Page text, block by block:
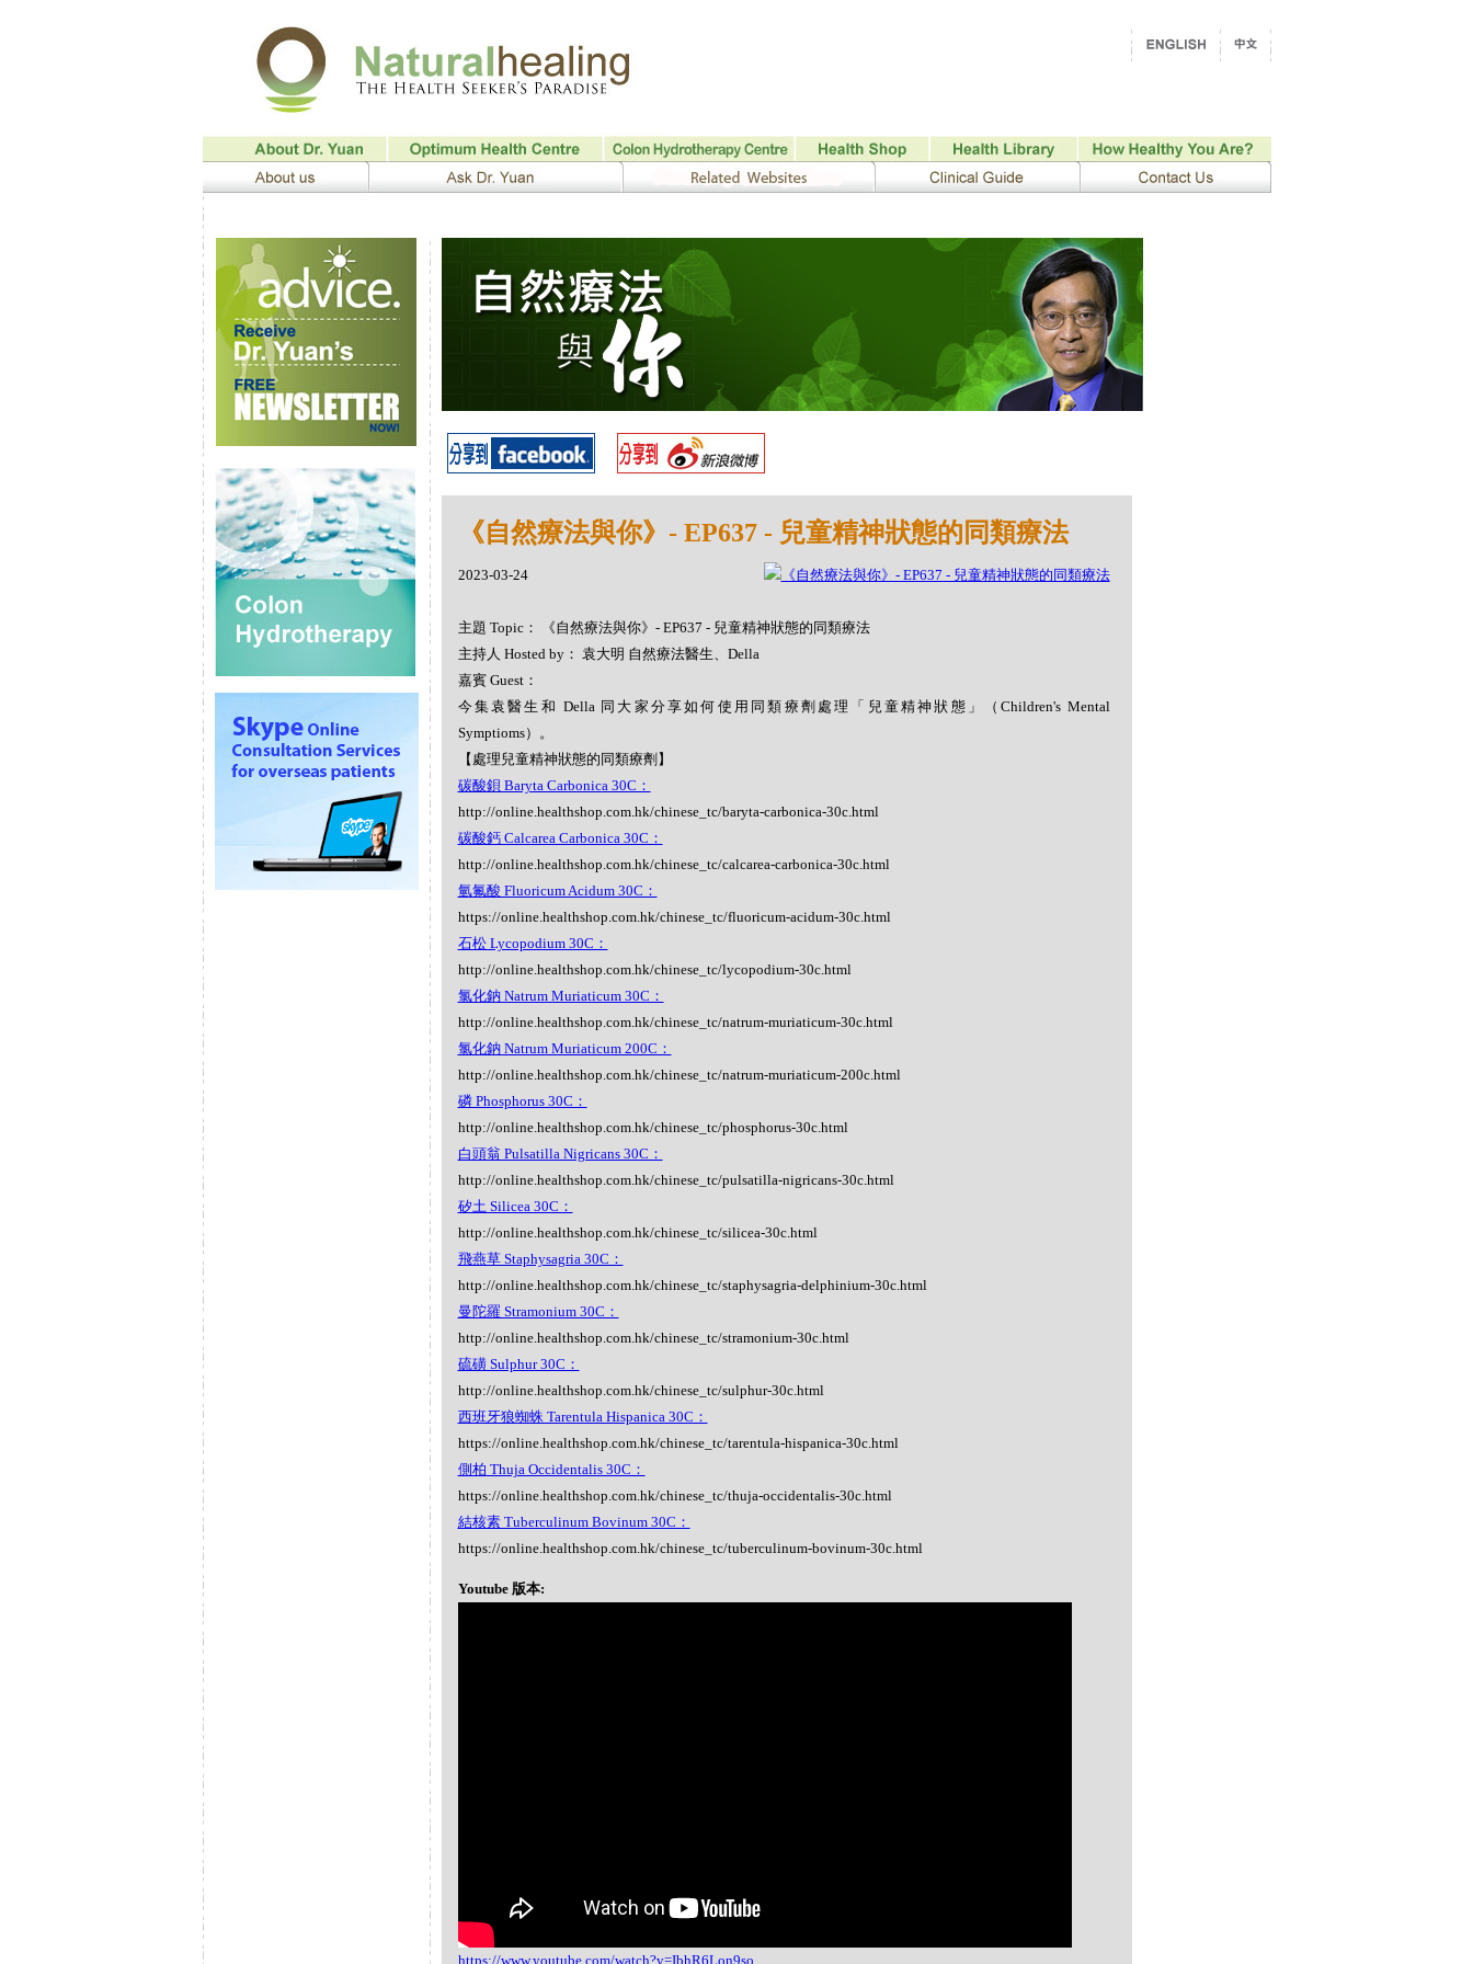
《自然療法與你》- EP637 - 兒童精神狀態的同類療法
2023-03-24
主題 Topic： 《自然療法與你》- EP637 - 兒童精神狀態的同類療法
主持人 Hosted by： 袁大明 自然療法醫生、Della
嘉賓 Guest：
今集袁醫生和 Della 同大家分享如何使用同類療劑處理「兒童精神狀態」（Children's Mental
Symptioms）。
【處理兒童精神狀態的同類療劑】
碳酸鋇 Baryta Carbonica 30C：
http://online.healthshop.com.hk/chinese_tc/baryta-carbonica-30c.html
碳酸鈣 Calcarea Carbonica 30C：
http://online.healthshop.com.hk/chinese_tc/calcarea-carbonica-30c.html
氫氟酸 Fluoricum Acidum 30C：
https://online.healthshop.com.hk/chinese_tc/fluoricum-acidum-30c.html
石松 Lycopodium 30C：
http://online.healthshop.com.hk/chinese_tc/lycopodium-30c.html
氯化鈉 Natrum Muriaticum 30C：
http://online.healthshop.com.hk/chinese_tc/natrum-muriaticum-30c.html
氯化鈉 Natrum Muriaticum 200C：
http://online.healthshop.com.hk/chinese_tc/natrum-muriaticum-200c.html
磷 Phosphorus 30C：
http://online.healthshop.com.hk/chinese_tc/phosphorus-30c.html
白頭翁 Pulsatilla Nigricans 30C：
http://online.healthshop.com.hk/chinese_tc/pulsatilla-nigricans-30c.html
矽土 Silicea 30C：
http://online.healthshop.com.hk/chinese_tc/silicea-30c.html
飛燕草 Staphysagria 30C：
http://online.healthshop.com.hk/chinese_tc/staphysagria-delphinium-30c.html
曼陀羅 Stramonium 30C：
http://online.healthshop.com.hk/chinese_tc/stramonium-30c.html
硫磺 Sulphur 30C：
http://online.healthshop.com.hk/chinese_tc/sulphur-30c.html
西班牙狼蜘蛛 Tarentula Hispanica 30C：
https://online.healthshop.com.hk/chinese_tc/tarentula-hispanica-30c.html
側柏 Thuja Occidentalis 30C：
https://online.healthshop.com.hk/chinese_tc/thuja-occidentalis-30c.html
結核素 Tuberculinum Bovinum 30C：
https://online.healthshop.com.hk/chinese_tc/tuberculinum-bovinum-30c.html
Youtube 版本:
https://www.youtube.com/watch?v=IbhR6Lon9so